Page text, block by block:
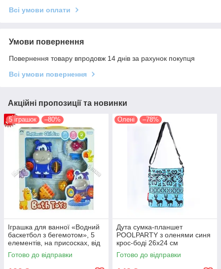
Всі умови оплати
Умови повернення
Повернення товару впродовж 14 днів за рахунок покупця
Всі умови повернення
Акційні пропозиції та новинки
5 іграшок –80%
Іграшка для ванної «Водний
баскетбол з бегемотом», 5
елементів, на присосках, від
12 місяців
Готово до відправки
Олені –78%
Дута сумка-планшет
POOLPARTY з оленями синя
крос-боді 26х24 см
Готово до відправки